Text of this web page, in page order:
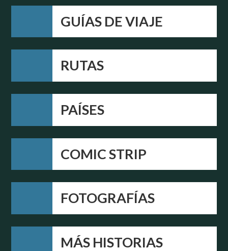
GUÍAS DE VIAJE
RUTAS
PAÍSES
COMIC STRIP
FOTOGRAFÍAS
MÁS HISTORIAS